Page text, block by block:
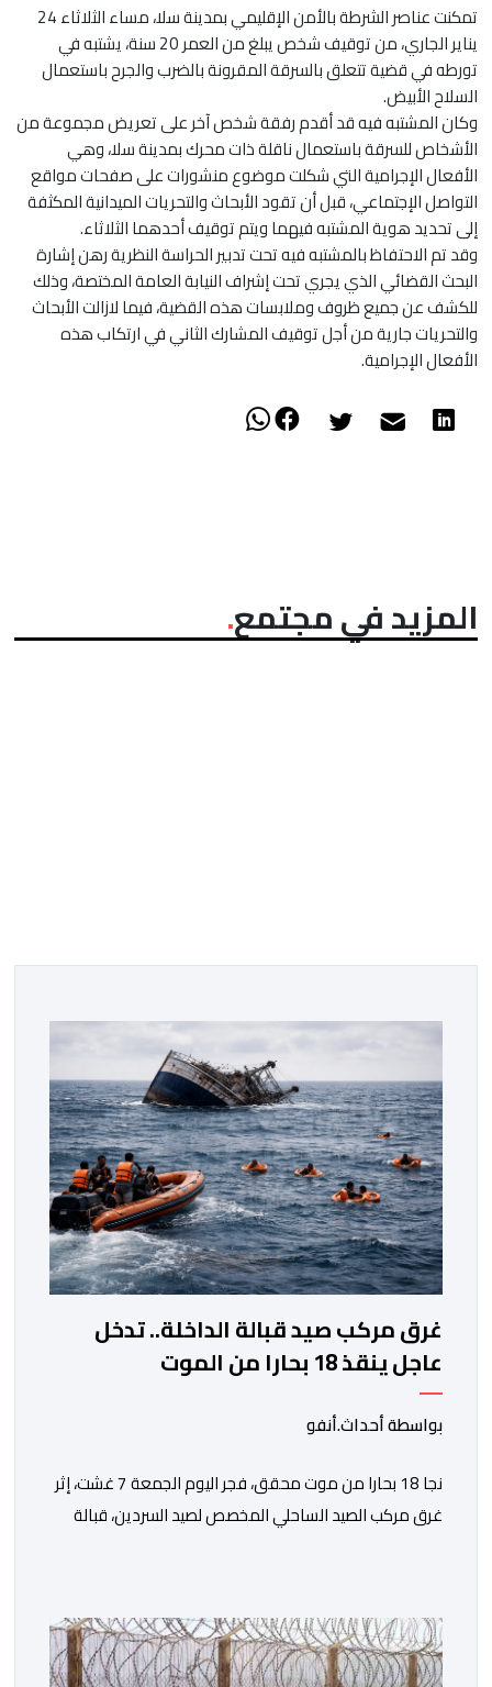
تمكنت عناصر الشرطة بالأمن الإقليمي بمدينة سلا، مساء الثلاثاء 24
يناير الجاري، من توقيف شخص يبلغ من العمر 20 سنة، يشتبه في
تورطه في قضية تتعلق بالسرقة المقرونة بالضرب والجرح باستعمال
السلاح الأبيض.
وكان المشتبه فيه قد أقدم رفقة شخص آخر على تعريض مجموعة من
الأشخاص للسرقة باستعمال ناقلة ذات محرك بمدينة سلا، وهي
الأفعال الإجرامية التي شكلت موضوع منشورات على صفحات مواقع
التواصل الإجتماعي، قبل أن تقود الأبحاث والتحريات الميدانية المكثفة
إلى تحديد هوية المشتبه فيهما ويتم توقيف أحدهما الثلاثاء.
وقد تم الاحتفاظ بالمشتبه فيه تحت تدبير الحراسة النظرية رهن إشارة
البحث القضائي الذي يجري تحت إشراف النيابة العامة المختصة، وذلك
للكشف عن جميع ظروف وملابسات هذه القضية، فيما لازالت الأبحاث
والتحريات جارية من أجل توقيف المشارك الثاني في ارتكاب هذه
الأفعال الإجرامية.
المزيد في مجتمع
غرق مركب صيد قبالة الداخلة.. تدخل
عاجل ينقذ 18 بحارا من الموت
بواسطة أحداث.أنفو
نجا 18 بحارا من موت محقق، فجر اليوم الجمعة 7 غشت، إثر
غرق مركب الصيد الساحلي المخصص لصيد السردين، قبالة
المركب أثناء مزاولته نشاط الصيد البحري، قبل أن تتفاقم
الوضعية وينتهي الأمر بغرقه، ما استنفر عدداً من مراكب […]